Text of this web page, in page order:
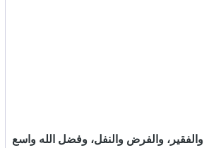
والفرض والنفل، وفضل الله واسع